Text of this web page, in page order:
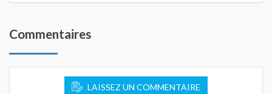
Commentaires
LAISSEZ UN COMMENTAIRE